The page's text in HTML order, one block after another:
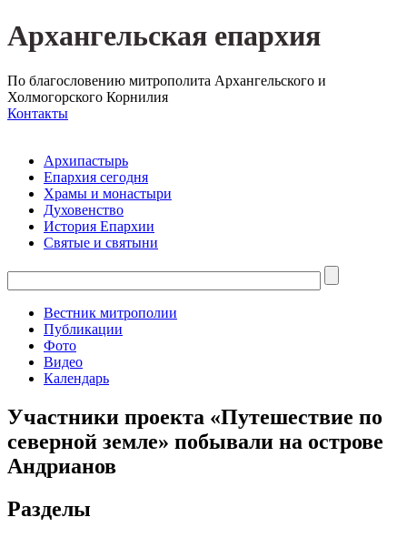
Архангельская епархия
По благословению митрополита Архангельского и
Холмогорского Корнилия
Контакты
Архипастырь
Епархия сегодня
Храмы и монастыри
Духовенство
История Епархии
Святые и святыни
Вестник митрополии
Публикации
Фото
Видео
Календарь
Участники проекта «Путешествие по
северной земле» побывали на острове
Андрианов
Разделы